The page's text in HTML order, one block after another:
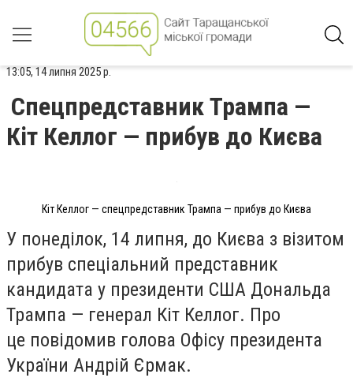
13:05, 14 липня 2025 р.
Спецпредставник Трампа —
Кіт Келлог — прибув до Києва
Кіт Келлог — спецпредставник Трампа — прибув до Києва
У понеділок, 14 липня, до Києва з візитом
прибув спеціальний представник
кандидата у президенти США Дональда
Трампа — генерал Кіт Келлог. Про
це повідомив голова Офісу президента
України Андрій Єрмак.